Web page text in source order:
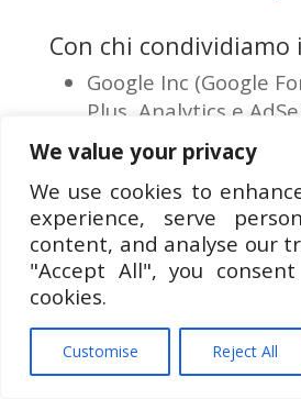
We value your privacy
We use cookies to
experience, serve
content, and analyse our
"Accept All", you
cookies.
Customise Reject All
Con chi
Google Inc (Google
Plus, Analytics e
Facebook Inc
Twitter, Inc (Twitter)
LinkedIn Corporated
Cold Brew Labs, Inc
Per quanto tempo
Se si lascia un
e i relativi metadati